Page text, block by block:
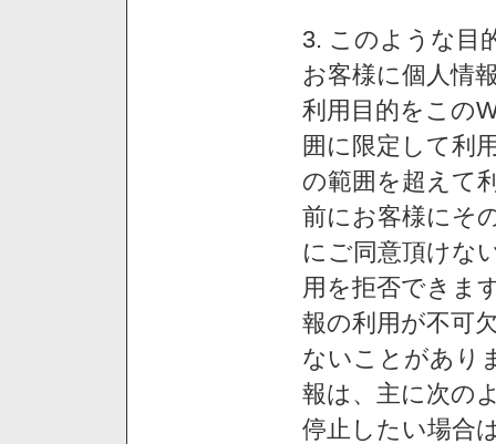
3. このような目
お客様に個人情
利用目的をこの
囲に限定して利
の範囲を超えて
前にお客様にそ
にご同意頂けな
用を拒否できま
報の利用が不可
ないことがあり
報は、主に次の
停止したい場合